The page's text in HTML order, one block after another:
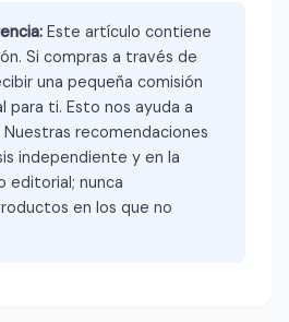
Este artículo contiene
Si compras a través de
una pequeña comisión
para ti. Esto nos ayuda a
recomendaciones
independiente y en la
editorial; nunca
en los que no